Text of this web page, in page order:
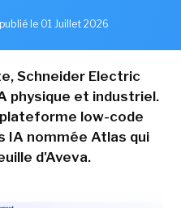
publié le 01 Juillet 2026
Schneider Electric
physique et industriel.
low-code
IA nommée Atlas qui
d'Aveva.